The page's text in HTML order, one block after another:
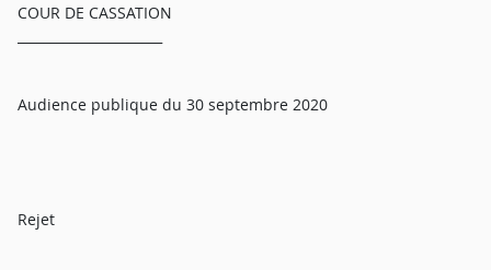
COUR DE CASSATION
Audience publique du 30 septembre 2020
Rejet